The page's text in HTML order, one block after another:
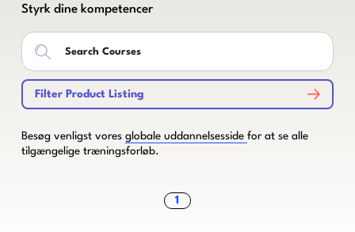
Styrk dine kompetencer
Filter Product Listing
Besøg venligst vores globale uddannelsesside for at se alle
tilgængelige træningsforløb.
1